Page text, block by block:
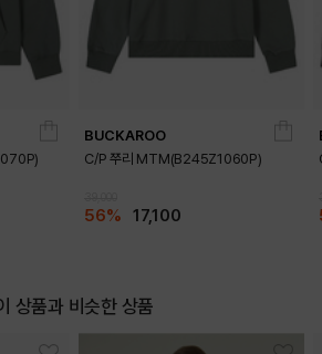
BUCKAROO
C/P 쭈리 MTM(B245Z1060P)
56% 17,100
상품과 비슷한 상품